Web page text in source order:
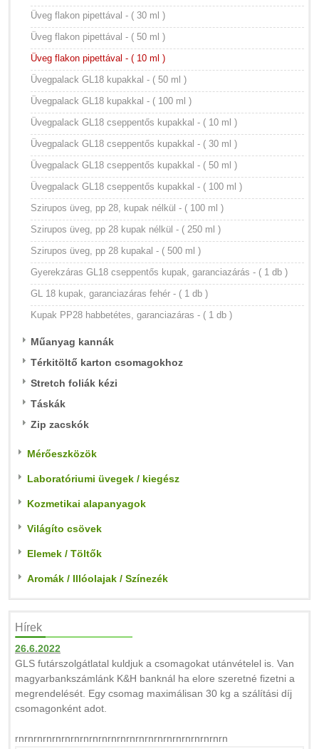
Üveg flakon pipettával - ( 30 ml )
Üveg flakon pipettával - ( 50 ml )
Üveg flakon pipettával - ( 10 ml )
Üvegpalack GL18 kupakkal - ( 50 ml )
Üvegpalack GL18 kupakkal - ( 100 ml )
Üvegpalack GL18 cseppentős kupakkal - ( 10 ml )
Üvegpalack GL18 cseppentős kupakkal - ( 30 ml )
Üvegpalack GL18 cseppentős kupakkal - ( 50 ml )
Üvegpalack GL18 cseppentős kupakkal - ( 100 ml )
Szirupos üveg, pp 28, kupak nélkül - ( 100 ml )
Szirupos üveg, pp 28 kupak nélkül - ( 250 ml )
Szirupos üveg, pp 28 kupakal - ( 500 ml )
Gyerekzáras GL18 cseppentős kupak, garanciazárás - ( 1 db )
GL 18 kupak, garanciazáras fehér - ( 1 db )
Kupak PP28 habbetétes, garanciazáras - ( 1 db )
Műanyag kannák
Térkitöltő karton csomagokhoz
Stretch foliák kézi
Táskák
Zip zacskók
Mérőeszközök
Laboratóriumi üvegek / kiegész
Kozmetikai alapanyagok
Világíto csövek
Elemek / Töltők
Aromák / Illóolajak / Színezék
Hírek
26.6.2022
GLS futárszolgátlatal kuldjuk a csomagokat utánvételel is. Van
magyarbankszámlánk K&H banknál ha elore szeretné fizetni a
megrendelését. Egy csomag maximálisan 30 kg a szálítási díj
csomagonként adot.
rnrnrnrnrnrnrnrnrnrnrnrnrnrnrnrnrnrnrnrnrnrnrn